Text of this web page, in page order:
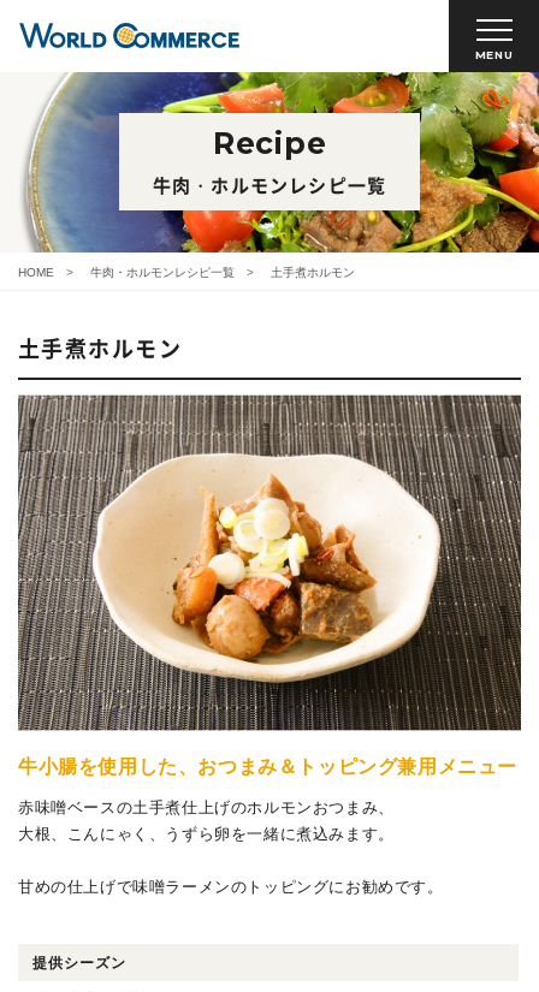
MENU
Recipe
牛肉・ホルモンレシピ一覧
HOME 牛肉・ホルモンレシピ一覧 土手煮ホルモン
土手煮ホルモン
牛小腸を使用した、おつまみ＆トッピング兼用メニュー
赤味噌ベースの土手煮仕上げのホルモンおつまみ、
大根、こんにゃく、うずら卵を一緒に煮込みます。
甘めの仕上げで味噌ラーメンのトッピングにお勧めです。
提供シーズン